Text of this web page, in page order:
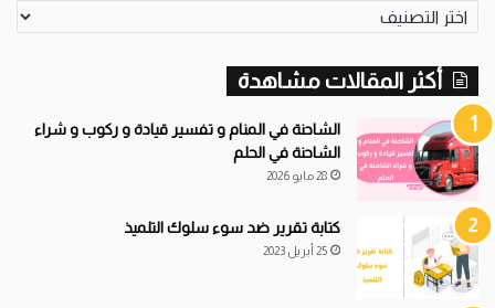
تصنيفات
أكثر المقالات مشاهدة
الشاحنة في المنام و تفسير قيادة و ركوب و شراء
الشاحنة في الحلم
28 مايو 2026
كتابة تقرير ضد سوء سلوك التلميذ
25 أبريل 2023